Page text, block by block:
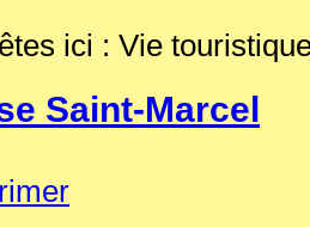
ici : Vie
Saint-Marcel